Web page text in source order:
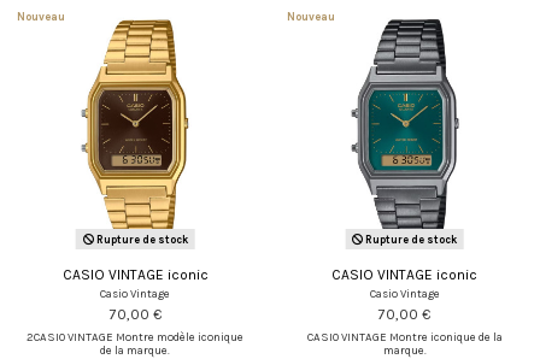
Nouveau
Rupture de stock
CASIO VINTAGE iconic
Casio Vintage
70,00 €
2CASIO VINTAGE Montre modèle iconique
de la marque.
Nouveau
Rupture de stock
CASIO VINTAGE iconic
Casio Vintage
70,00 €
CASIO VINTAGE Montre iconique de la
marque.